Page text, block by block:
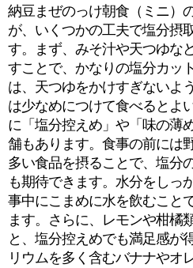
納豆まぜのっけ朝食（ミニ）
が、いくつかの工夫で塩分摂
す。まず、みそ汁や天つゆな
すことで、かなりの塩分カッ
は、天つゆをかけすぎないよ
は少なめにつけて食べるとよ
に「塩分控えめ」や「味の薄
舗もあります。食事の前には
多い食品を摂ることで、塩分
も期待できます。水分をしっ
事中にこまめに水を飲むこと
ます。さらに、レモンや柑橘
と、塩分控えめでも満足感が
リウムを多く含むバナナやオ